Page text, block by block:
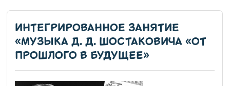
ИНТЕГРИРОВАННОЕ ЗАНЯТИЕ
«МУЗЫКА Д. Д. ШОСТАКОВИЧА «ОТ
ПРОШЛОГО В БУДУЩЕЕ»